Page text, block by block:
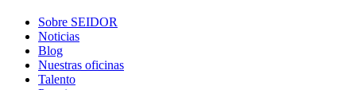
Sobre SEIDOR
Noticias
Blog
Nuestras oficinas
Talento